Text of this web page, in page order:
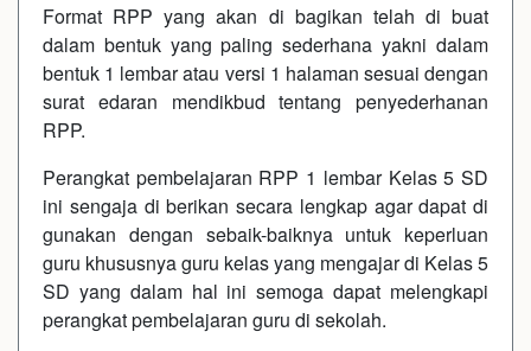
Format RPP yang akan di bagikan telah di buat
dalam bentuk yang paling sederhana yakni dalam
bentuk 1 lembar atau versi 1 halaman sesuai dengan
surat edaran mendikbud tentang penyederhanan
RPP.
Perangkat pembelajaran RPP 1 lembar Kelas 5 SD
ini sengaja di berikan secara lengkap agar dapat di
gunakan dengan sebaik-baiknya untuk keperluan
guru khususnya guru kelas yang mengajar di Kelas 5
SD yang dalam hal ini semoga dapat melengkapi
perangkat pembelajaran guru di sekolah.